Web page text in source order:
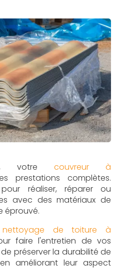
votre couvreur à
prestations complètes.
pour réaliser, réparer ou
avec des matériaux de
éprouvé.
nettoyage de toiture à
faire l'entretien de vos
préserver la durabilité de
améliorant leur aspect